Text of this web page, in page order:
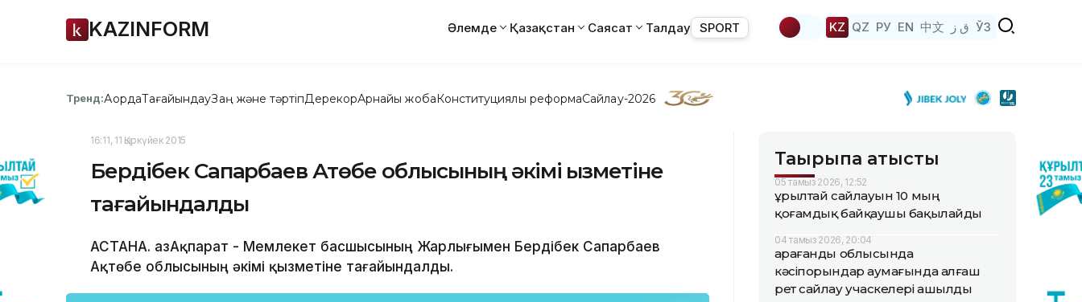
KAZINFORM Әлемде Қазақстан Саясат Талдау SPORT KZ QZ РУ EN 中文 ق ز ЎЗ
Тренд:АқордаТағайындауЗаң және тәртіпДерекқорАрнайы жобаКонституциялық реформаСайлау-2026
16:11, 11 Қыркүйек 2015
Бердібек Сапарбаев Ақтөбе облысының әкімі қызметіне
тағайындалды
АСТАНА. ҚазАқпарат - Мемлекет басшысының Жарлығымен Бердібек Сапарбаев
Ақтөбе облысының әкімі қызметіне тағайындалды.
Тақырыпқа қатысты
05 тамыз 2026, 12:52
Құрылтай сайлауын 10 мың
қоғамдық байқаушы бақылайды
04 тамыз 2026, 20:04
Қарағанды облысында
кәсіпорындар аумағында алғаш
рет сайлау учаскелері ашылды